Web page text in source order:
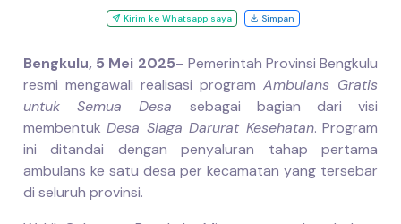
Kirim ke Whatsapp saya Simpan
Bengkulu, 5 Mei 2025– Pemerintah Provinsi Bengkulu
resmi mengawali realisasi program Ambulans Gratis
untuk Semua Desa sebagai bagian dari visi
membentukDesa Siaga Darurat Kesehatan. Program
ini ditandai dengan penyaluran tahap pertama
ambulans ke satu desa per kecamatan yang tersebar
di seluruh provinsi.